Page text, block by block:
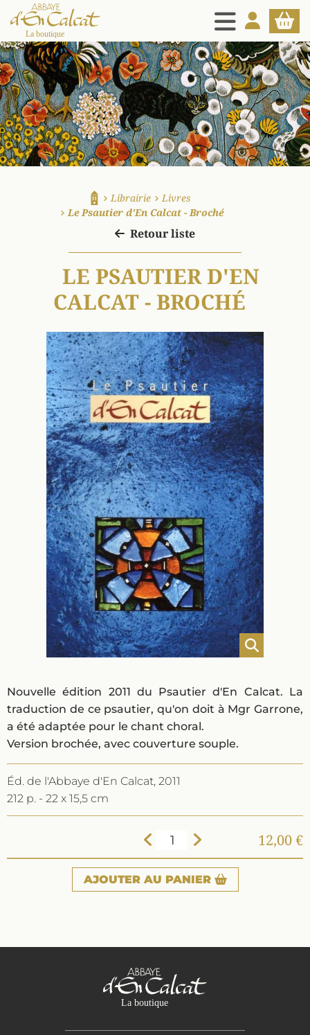
MENU
La boutique d'en Calcat
MON PANIER
Accueil
Librairie
Livres
Le Psautier d'En Calcat - Broché
Retour liste
LE PSAUTIER D'EN
CALCAT - BROCHÉ
Nouvelle édition 2011 du Psautier d'En Calcat. La
traduction de ce psautier, qu'on doit à Mgr Garrone,
a été adaptée pour le chant choral.
Version brochée, avec couverture souple.
Éd. de l'Abbaye d'En Calcat, 2011
212 p. - 22 x 15,5 cm
12,00 €
AJOUTER AU PANIER